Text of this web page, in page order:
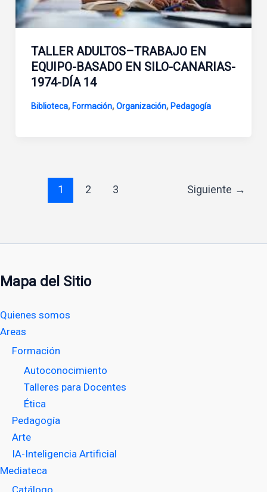
TALLER ADULTOS–TRABAJO EN
EQUIPO-BASADO EN SILO-CANARIAS-
1974-DÍA 14
Biblioteca, Formación,Organización, Pedagogía
1 2 3 Siguiente →
Mapa del Sitio
Quienes somos
Areas
Formación
Autoconocimiento
Talleres para Docentes
Ética
Pedagogía
Arte
IA-Inteligencia Artificial
Mediateca
Catálogo